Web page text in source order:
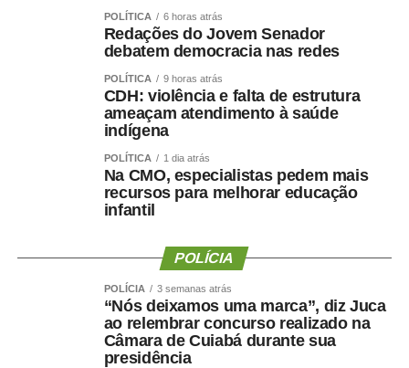
WhatsApp
Facebook
Twitter
Messenger
LinkedIn
Share
POLÍTICA 6 horas atrás
Redações do Jovem Senador
debatem democracia nas redes
POLÍTICA 9 horas atrás
CDH: violência e falta de estrutura
ameaçam atendimento à saúde
indígena
POLÍTICA 1 dia atrás
Na CMO, especialistas pedem mais
recursos para melhorar educação
infantil
POLÍCIA
POLÍCIA 3 semanas atrás
“Nós deixamos uma marca”, diz Juca
ao relembrar concurso realizado na
Câmara de Cuiabá durante sua
presidência